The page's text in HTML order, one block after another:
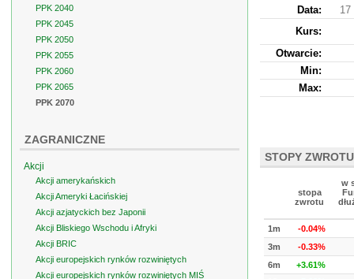
Data:
17
Kurs:
Otwarcie:
Min:
Max:
STOPY ZWROTU
stopa
zwrotu
w
1m
-0.04%
3m
-0.33%
6m
+3.61%
PPK 2040
PPK 2045
PPK 2050
PPK 2055
PPK 2060
PPK 2065
PPK 2070
ZAGRANICZNE
Akcji
Akcji amerykańskich
Akcji Ameryki Łacińskiej
Akcji azjatyckich bez Japonii
Akcji Bliskiego Wschodu i Afryki
Akcji BRIC
Akcji europejskich rynków rozwiniętych
Akcji europejskich rynków rozwiniętych MIŚ